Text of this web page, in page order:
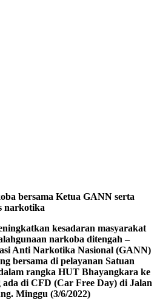
bersama Ketua GANN serta
narkotika
kesadaran masyarakat
narkoba ditengah –
Anti Narkotika Nasional (GANN)
bersama di pelayanan Satuan
rangka HUT Bhayangkara ke
ada di CFD (Car Free Day) di Jalan
Minggu (3/6/2022)